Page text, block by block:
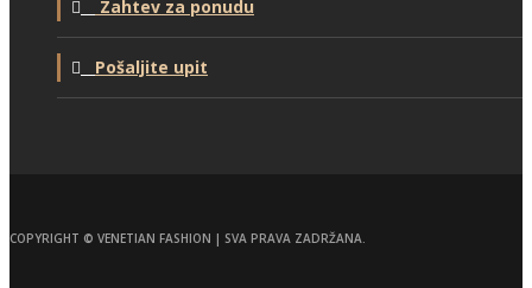
Zahtev za ponudu
Pošaljite upit
COPYRIGHT © VENETIAN FASHION | SVA PRAVA ZADRŽANA.